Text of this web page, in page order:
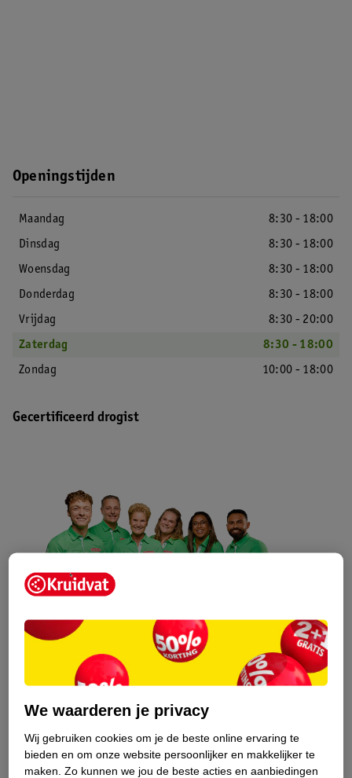
Openingstijden
Maandag
8:30 - 18:00
Dinsdag
8:30 - 18:00
Woensdag
8:30 - 18:00
Donderdag
8:30 - 18:00
Vrijdag
8:30 - 20:00
Zaterdag
8:30 - 18:00
Zondag
10:00 - 18:00
Gecertificeerd drogist
Kruidvat is een erkend specialist in
gezondheidsvraag ook is, stel hem aan
ons!
Stel je gezondheidsvraag
We waarderen je privacy
Wij gebruiken cookies om je de beste online ervaring te
bieden en om onze website persoonlijker en makkelijker te
maken. Zo kunnen we jou de beste acties en aanbiedingen